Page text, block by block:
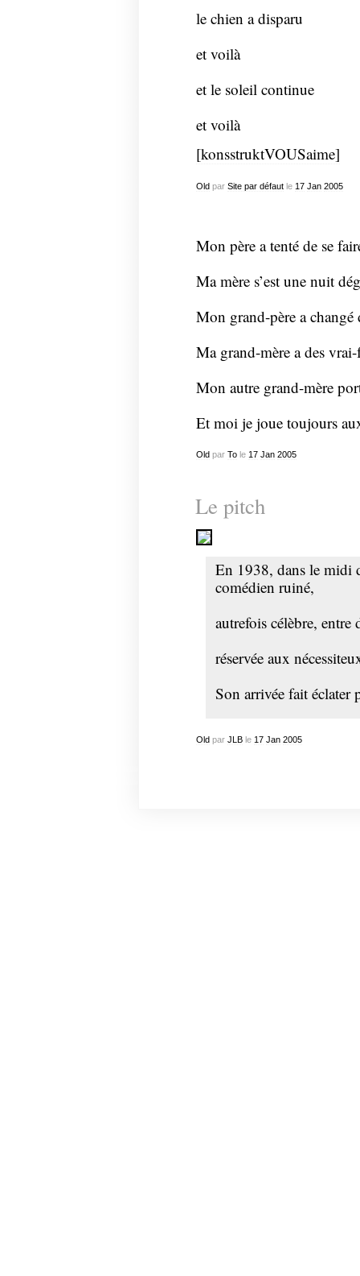
le chien a disparu
et voilà
et le soleil continue
et voilà
[konsstruktVOUSaime]
Oldpar Site par défautle 17 Jan 2005
Mon père a tenté de se
Ma mère s’est une nuit
Mon grand-père a
Ma grand-mère a des
Mon autre grand-mère
Et moi je joue toujours
Old par Tole 17 Jan 2005
Le pitch
En 1938, dans le midi
comédien ruiné,
autrefois célèbre, entre
réservée aux
Son arrivée fait éclater
Oldpar JLBle 17 Jan 2005